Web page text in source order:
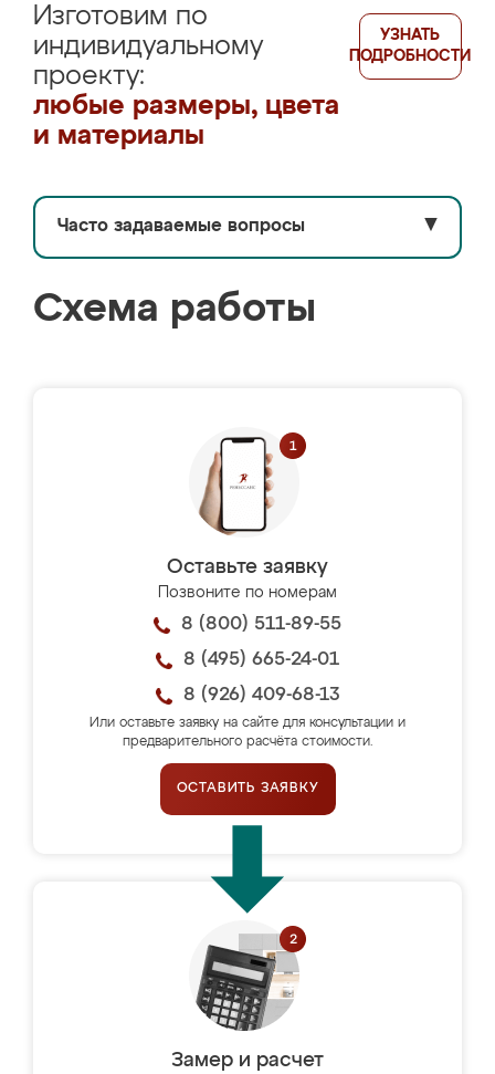
Изготовим по
индивидуальному
проекту:
любые размеры, цвета
и материалы
УЗНАТЬ
ПОДРОБНОСТИ
Часто задаваемые вопросы ▼
Схема работы
Оставьте заявку
Позвоните по номерам
8 (800) 511-89-55
8 (495) 665-24-01
8 (926) 409-68-13
Или оставьте заявку на сайте для консультации и
предварительного расчёта стоимости.
ОСТАВИТЬ ЗАЯВКУ
Замер и расчет